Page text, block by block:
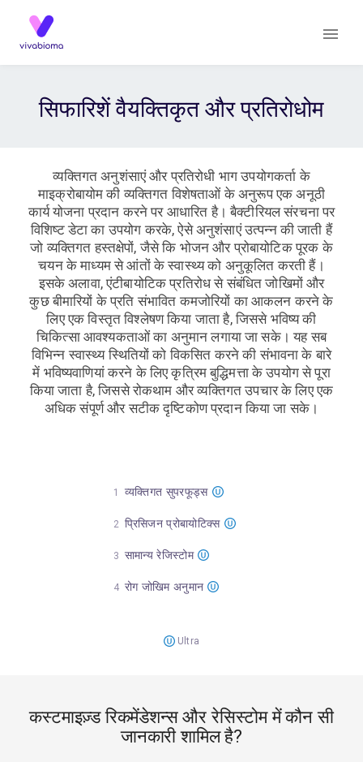
सिफारिशें वैयक्तिकृत और प्रतिरोधोम
व्यक्तिगत अनुशंसाएं और प्रतिरोधी भाग उपयोगकर्ता के
माइक्रोबायोम की व्यक्तिगत विशेषताओं के अनुरूप एक अनूठी
कार्य योजना प्रदान करने पर आधारित है। बैक्टीरियल संरचना पर
विशिष्ट डेटा का उपयोग करके, ऐसे अनुशंसाएं उत्पन्न की जाती हैं
जो व्यक्तिगत हस्तक्षेपों, जैसे कि भोजन और प्रोबायोटिक पूरक के
चयन के माध्यम से आंतों के स्वास्थ्य को अनुकूलित करती हैं।
इसके अलावा, एंटीबायोटिक प्रतिरोध से संबंधित जोखिमों और
कुछ बीमारियों के प्रति संभावित कमजोरियों का आकलन करने के
लिए एक विस्तृत विश्लेषण किया जाता है, जिससे भविष्य की
चिकित्सा आवश्यकताओं का अनुमान लगाया जा सके। यह सब
विभिन्न स्वास्थ्य स्थितियों को विकसित करने की संभावना के बारे
में भविष्यवाणियां करने के लिए कृत्रिम बुद्धिमत्ता के उपयोग से पूरा
किया जाता है, जिससे रोकथाम और व्यक्तिगत उपचार के लिए एक
अधिक संपूर्ण और सटीक दृष्टिकोण प्रदान किया जा सके।
व्यक्तिगत सुपरफूड्स
प्रिसिजन प्रोबायोटिक्स
सामान्य रेजिस्टोम
रोग जोखिम अनुमान
Ultra
कस्टमाइज़्ड रिकमेंडेशन्स और रेसिस्टोम में कौन सी
जानकारी शामिल है?